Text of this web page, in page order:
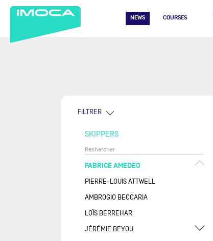
NEWS COURSES
FILTRER
SKIPPERS
FABRICE AMEDEO
PIERRE-LOUIS ATTWELL
AMBROGIO BECCARIA
LOÏS BERREHAR
JÉRÉMIE BEYOU